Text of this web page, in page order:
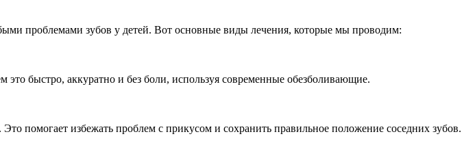
проблемами зубов у детей. Вот основные виды лечения, которые мы проводим:
быстро, аккуратно и без боли, используя современные обезболивающие.
помогает избежать проблем с прикусом и сохранить правильное положение соседних зубов.